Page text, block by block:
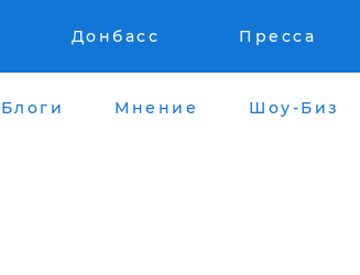
Донбасс Пресса
Блоги Мнение Шоу-Биз